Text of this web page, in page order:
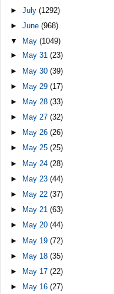
►July(1292)
►June(968)
▼
May(1049)
►
May 31(23)
► May 30(39)
► May 29(17)
►
May 28(33)
►
May 27(32)
►
May 26(26)
►
May 25(25)
► May 24(28)
►
May 23(44)
►
May 22(37)
►
May 21(63)
►
May 20(44)
► May 19(72)
►
May 18(35)
►
May 17(22)
►
May 16(27)